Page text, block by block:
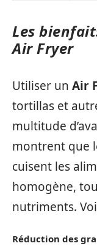
Les
Air Fryer
Utiliser un Air
tortillas et
multitude
montrent que
cuisent les
homogène,
nutriments.
Réduction des